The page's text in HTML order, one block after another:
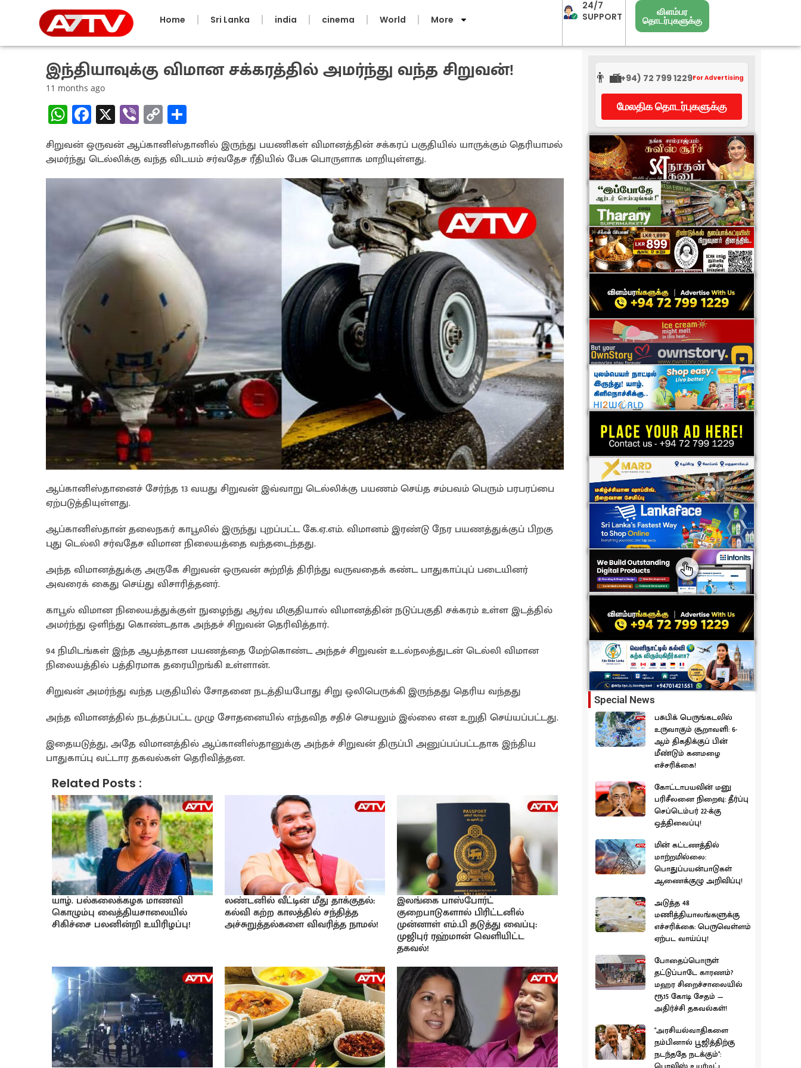
Home Sri Lanka india cinema World More
24/7
SUPPORT
விளம்பர
தொடர்புகளுக்கு
இந்தியாவுக்கு விமான சக்கரத்தில் அமர்ந்து வந்த சிறுவன்!
11 months ago
W
h
at
sA
p
Fa
ce
b
o
X Vi
b
er
C
o
py
Li
n
k
ar
e
சிறுவன் ஒருவன் ஆப்கானிஸ்தானில் இருந்து பயணிகள் விமானத்தின் சக்கரப் பகுதியில் யாருக்கும் தெரியாமல்
அமர்ந்து டெல்லிக்கு வந்த விடயம் சர்வதேச ரீதியில் பேசு பொருளாக மாறியுள்ளது.
ஆப்கானிஸ்தானைச் சேர்ந்த 13 வயது சிறுவன் இவ்வாறு டெல்லிக்கு பயணம் செய்த சம்பவம் பெரும் பரபரப்பை
ஏற்படுத்தியுள்ளது.
ஆப்கானிஸ்தான் தலைநகர் காபூலில் இருந்து புறப்பட்ட கே.ஏ.எம். விமானம் இரண்டு நேர பயணத்துக்குப் பிறகு
புது டெல்லி சர்வதேச விமான நிலையத்தை வந்தடைந்தது.
அந்த விமானத்துக்கு அருகே சிறுவன் ஒருவன் சுற்றித் திரிந்து வருவதைக் கண்ட பாதுகாப்புப் படையினர்
அவரைக் கைது செய்து விசாரித்தனர்.
காபூல் விமான நிலையத்துக்குள் நுழைந்து ஆர்வ மிகுதியால் விமானத்தின் நடுப்பகுதி சக்கரம் உள்ள இடத்தில்
அமர்ந்து ஒளிந்து கொண்டதாக அந்தச் சிறுவன் தெரிவித்தார்.
94 நிமிடங்கள் இந்த ஆபத்தான பயணத்தை மேற்கொண்ட அந்தச் சிறுவன் உடல்நலத்துடன் டெல்லி விமான
நிலையத்தில் பத்திரமாக தரையிறங்கி உள்ளான்.
சிறுவன் அமர்ந்து வந்த பகுதியில் சோதனை நடத்தியபோது சிறு ஒலிபெருக்கி இருந்தது தெரிய வந்தது
அந்த விமானத்தில் நடத்தப்பட்ட முழு சோதனையில் எந்தவித சதிச் செயலும் இல்லை என உறுதி செய்யப்பட்டது.
இதையடுத்து, அதே விமானத்தில் ஆப்கானிஸ்தானுக்கு அந்தச் சிறுவன் திருப்பி அனுப்பப்பட்டதாக இந்திய
பாதுகாப்பு வட்டார தகவல்கள் தெரிவித்தன.
Related Posts :
யாழ். பல்கலைக்கழக மாணவி
கொழும்பு வைத்தியசாலையில்
சிகிச்சை பலனின்றி உயிரிழப்பு!
லண்டனில் வீட்டின் மீது தாக்குதல்:
கல்வி கற்ற காலத்தில் சந்தித்த
அச்சுறுத்தல்களை விவரித்த நாமல்!
இலங்கை பாஸ்போர்ட்
குறைபாடுகளால் பிரிட்டனில்
முன்னாள் எம்.பி தடுத்து வைப்பு:
முஜிபுர் ரஹ்மான் வெளியிட்ட
தகவல்!
👨‍💼(+94) 72 799 1229For Advertising
மேலதிக தொடர்புகளுக்கு
Special News
பசுபிக் பெருங்கடலில்
உருவாகும் சூறாவளி: 6-
ஆம் திகதிக்குப் பின்
மீண்டும் கனமழை
எச்சரிக்கை!
கோட்டாபயவின் மனு
பரிசீலனை நிறைவு: தீர்ப்பு
செப்டெம்பர் 22-க்கு
ஒத்திவைப்பு!
மின் கட்டணத்தில்
மாற்றமில்லை:
பொதுப்பயன்பாடுகள்
ஆணைக்குழு அறிவிப்பு!
அடுத்த 48
மணித்தியாலங்களுக்கு
எச்சரிக்கை: பெருவெள்ளம்
ஏற்பட வாய்ப்பு!
போதைப்பொருள்
தட்டுப்பாடே காரணம்?
மஹர சிறைச்சாலையில்
ரூ.15 கோடி சேதம் —
அதிர்ச்சி தகவல்கள்!
"அரசியல்வாதிகளை
நம்பினால் பூஜித்திற்கு
நடந்ததே நடக்கும்":